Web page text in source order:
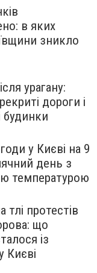
в яких
зникло
урагану:
дороги і
будинки
у Києві на 9
день з
температурою
тлі протестів
що
із
Києві